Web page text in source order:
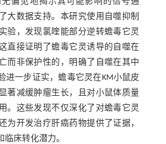
大数据支持。本研究使用自噬抑制
验，发现氯喹能部分逆转蟾毒它灵
直接证明了蟾毒它灵诱导的自噬在
而非保护性的，明确了自噬在其中
进一步证实，蟾毒它灵在KM小鼠皮
著减缓肿瘤生长，且对小鼠体质量
。这些发现不仅深化了对蟾毒它灵
为开发治疗肝癌药物提供了证据，
床转化潜力。